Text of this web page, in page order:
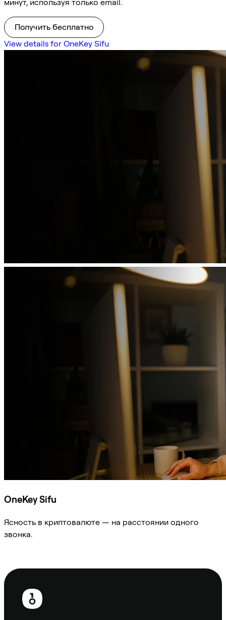
минут, используя только email.
Получить бесплатно
View details for OneKey Sifu
OneKey Sifu
Ясность в криптовалюте — на расстоянии одного
звонка.
Нижний
колонтитул